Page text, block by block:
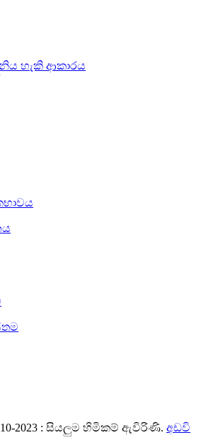
හැකි ආකාරය
2023 : සියලුම හිමිකම් ඇවිරිණි. අඩවි